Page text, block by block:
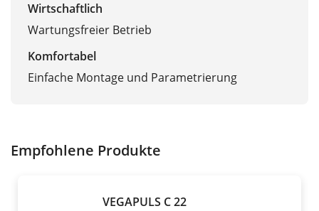
Wirtschaftlich
Wartungsfreier Betrieb
Komfortabel
Einfache Montage und Parametrierung
Empfohlene Produkte
VEGAPULS C 22